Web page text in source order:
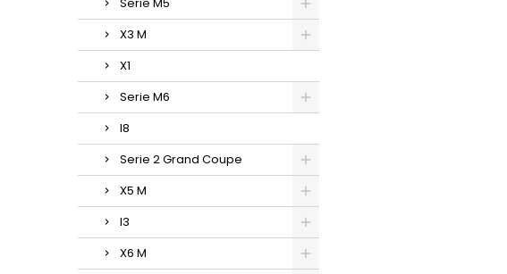
X3 M
X1
Serie M6
I8
Serie 2 Grand Coupe
X5 M
I3
X6 M